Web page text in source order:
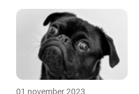
01 november 2023